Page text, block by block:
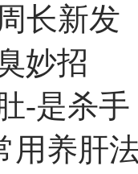
长新发
妙招
-是杀手
用养肝